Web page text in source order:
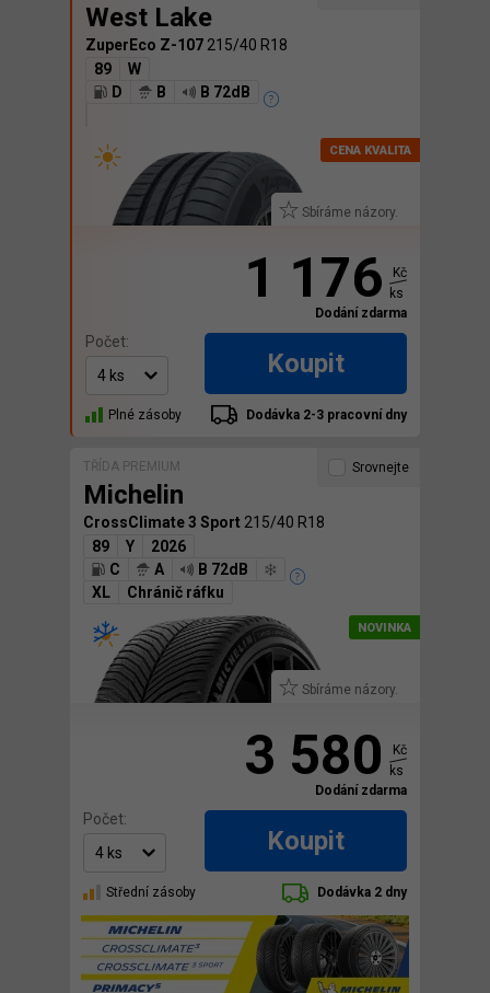
West Lake
ZuperEco Z-107 215/40 R18
89
W
D
B B 72dB
Sbíráme názory.
1 176
Kč
ks
Dodání zdarma
Počet:
Koupit
Plné zásoby Dodávka 2-3 pracovní dny
TŘÍDA PREMIUM
Michelin
CrossClimate 3 Sport 215/40 R18
89
Y
2026
C
A
B 72dB
XL
Chránič ráfku
Sbíráme názory.
Srovnejte
3 580
Kč
ks
Dodání zdarma
Počet:
Koupit
Střední zásoby Dodávka 2 dny